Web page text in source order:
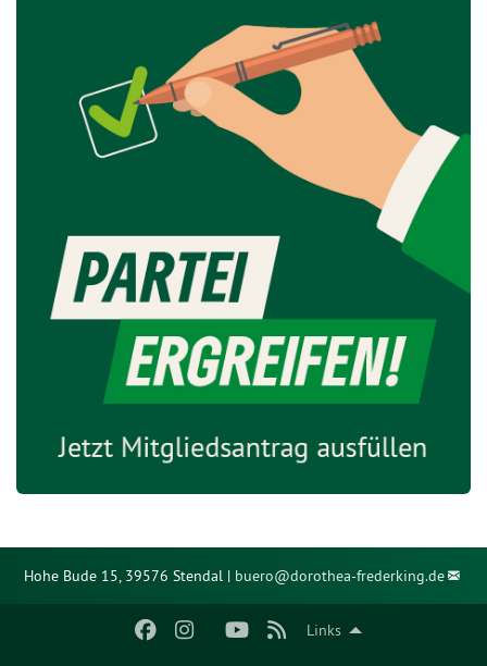
Links
Hohe Bude 15, 39576 Stendal | buero@dorothea-frederking.de